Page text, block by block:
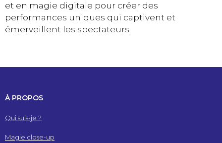
et en magie digitale pour créer des
performances uniques qui captivent et
émerveillent les spectateurs.
À PROPOS
Qui suis-je ?
Magie close-up